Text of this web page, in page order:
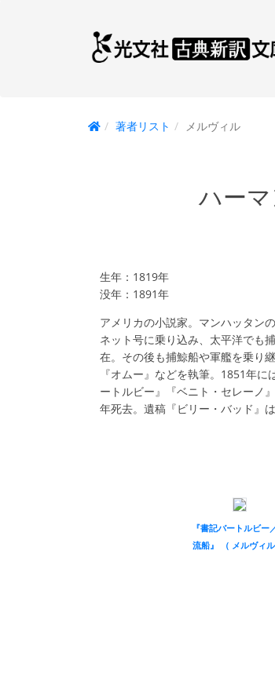
著者リスト メルヴィル
ハー
生年：1819年
没年：1891年
アメリカの小説家。マンハッタン
ネット号に乗り込み、太平洋でも
在。その後も捕鯨船や軍艦を乗り
『オムー』などを執筆。1851年
ートルビー』『ベニト・セレーノ
年死去。遺稿『ビリー・バッド』
『書記バートルビー
流船』 （ メルヴィル